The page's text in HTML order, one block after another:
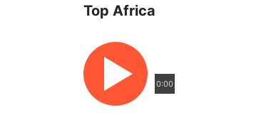
Top Africa
0:00